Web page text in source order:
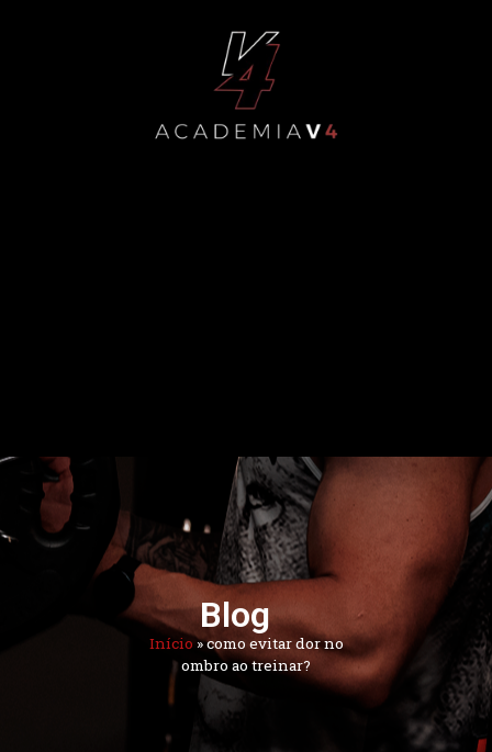
Blog
Início»como evitar dor no
ombro ao treinar?